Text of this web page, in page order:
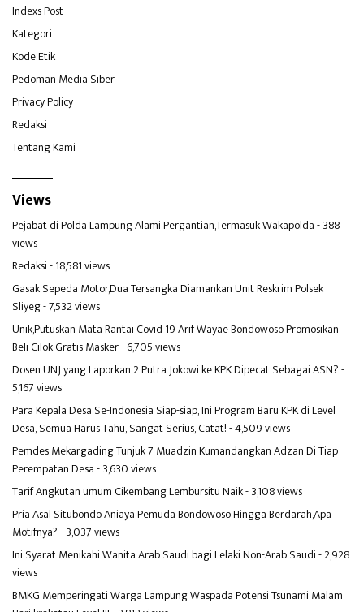
Indexs Post
Kategori
Kode Etik
Pedoman Media Siber
Privacy Policy
Redaksi
Tentang Kami
Views
Pejabat di Polda Lampung Alami Pergantian,Termasuk Wakapolda- 388
views
Redaksi- 18,581 views
Gasak Sepeda Motor,Dua Tersangka Diamankan Unit Reskrim Polsek
Sliyeg- 7,532 views
Unik,Putuskan Mata Rantai Covid 19 Arif Wayae Bondowoso Promosikan
Beli Cilok Gratis Masker- 6,705 views
Dosen UNJ yang Laporkan 2 Putra Jokowi ke KPK Dipecat Sebagai ASN?-
5,167 views
Para Kepala Desa Se-Indonesia Siap-siap, Ini Program Baru KPK di Level
Desa, Semua Harus Tahu, Sangat Serius, Catat!- 4,509 views
Pemdes Mekargading Tunjuk 7 Muadzin Kumandangkan Adzan Di Tiap
Perempatan Desa- 3,630 views
Tarif Angkutan umum Cikembang Lembursitu Naik- 3,108 views
Pria Asal Situbondo Aniaya Pemuda Bondowoso Hingga Berdarah,Apa
Motifnya?- 3,037 views
Ini Syarat Menikahi Wanita Arab Saudi bagi Lelaki Non-Arab Saudi- 2,928
views
BMKG Memperingati Warga Lampung Waspada Potensi Tsunami Malam